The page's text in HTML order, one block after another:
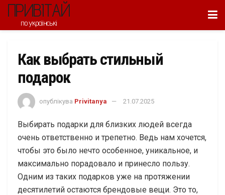
ПРИВІТАЙ
по українські
Как выбрать стильный
подарок
опублікува Privitanya 21.07.2025
Выбирать подарки для близких людей всегда
очень ответственно и трепетно. Ведь нам хочется,
чтобы это было нечто особенное, уникальное, и
максимально порадовало и принесло пользу.
Одним из таких подарков уже на протяжении
десятилетий остаются брендовые вещи. Это то,